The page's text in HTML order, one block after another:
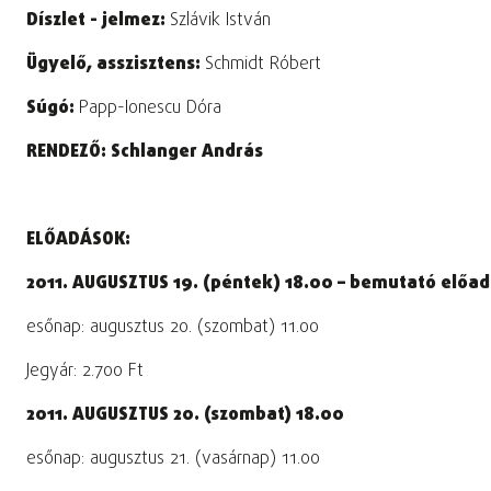
Díszlet - jelmez: Szlávik István
Ügyelő, asszisztens: Schmidt Róbert
Súgó: Papp-Ionescu Dóra
RENDEZŐ: Schlanger András
ELŐADÁSOK:
2011. AUGUSZTUS 19. (péntek) 18.00 – bemutató
esőnap: augusztus 20. (szombat) 11.00
Jegyár: 2.700 Ft
2011. AUGUSZTUS 20. (szombat) 18.00
esőnap: augusztus 21. (vasárnap) 11.00